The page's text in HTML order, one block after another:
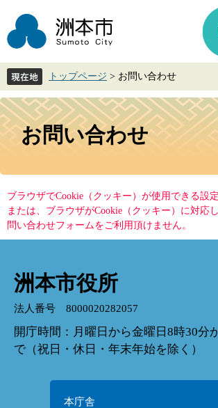
ジ
先
で
す。
ュ
を
ば
し
て
トップページ > お問い合わせ
本
文
お問い合わせ
ブラウザでCookie（クッキー）が使用できる設
または、ブラウザがCookie（クッキー）に対応
問い合わせフォームをご利用頂けません。
洲本市役所
法人番号 8000020282057
開庁時間：月曜日から金曜日8時30分
で（祝日・休日・年末年始を除く）
本庁舎